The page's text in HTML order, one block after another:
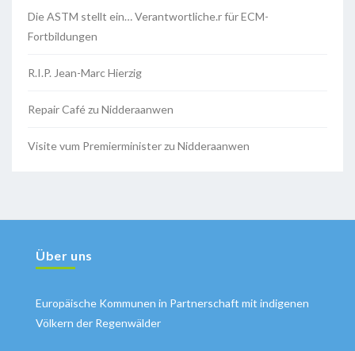
Die ASTM stellt ein… Verantwortliche.r für ECM-
Fortbildungen
R.I.P. Jean-Marc Hierzig
Repair Café zu Nidderaanwen
Visite vum Premierminister zu Nidderaanwen
Über uns
Europäische Kommunen in Partnerschaft mit indigenen
Völkern der Regenwälder